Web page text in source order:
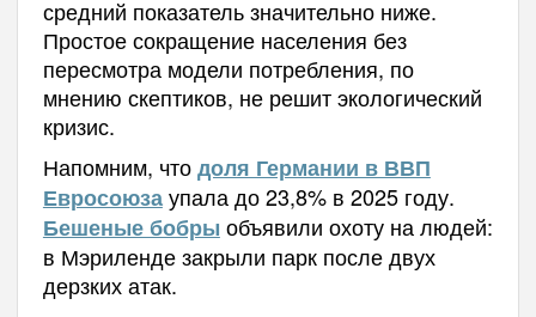
средний показатель значительно ниже.
Простое сокращение населения без
пересмотра модели потребления, по
мнению скептиков, не решит экологический
кризис.
Напомним, чтодоля Германии в ВВП
Евросоюзаупала до 23,8% в 2025 году.
Бешеные бобры объявили охоту на людей:
в Мэриленде закрыли парк после двух
дерзких атак.